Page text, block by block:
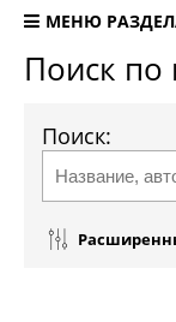
МЕНЮ
Поиск по
Поиск: